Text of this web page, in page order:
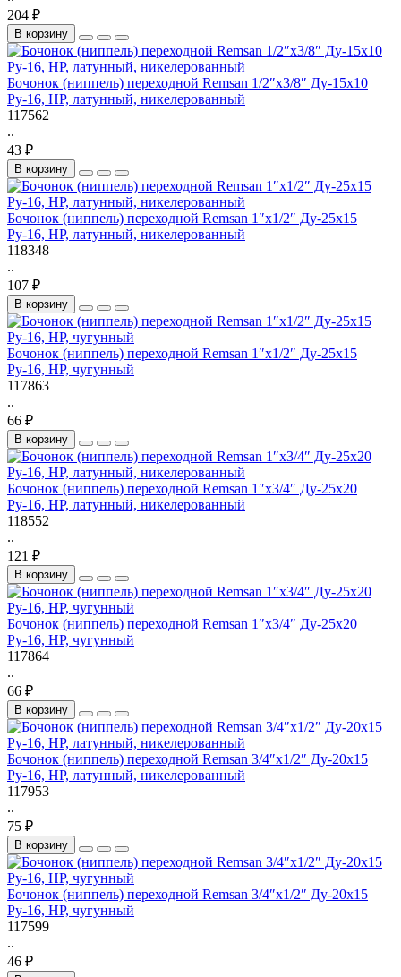
204 ₽
В корзину
Бочонок (ниппель) переходной Remsan 1/2″х3/8″ Ду-15х10
Ру-16, НР, латунный, никелерованный
117562
..
43 ₽
В корзину
Бочонок (ниппель) переходной Remsan 1″х1/2″ Ду-25х15
Ру-16, НР, латунный, никелерованный
118348
..
107 ₽
В корзину
Бочонок (ниппель) переходной Remsan 1″х1/2″ Ду-25х15
Ру-16, НР, чугунный
117863
..
66 ₽
В корзину
Бочонок (ниппель) переходной Remsan 1″х3/4″ Ду-25х20
Ру-16, НР, латунный, никелерованный
118552
..
121 ₽
В корзину
Бочонок (ниппель) переходной Remsan 1″х3/4″ Ду-25х20
Ру-16, НР, чугунный
117864
..
66 ₽
В корзину
Бочонок (ниппель) переходной Remsan 3/4″х1/2″ Ду-20х15
Ру-16, НР, латунный, никелерованный
117953
..
75 ₽
В корзину
Бочонок (ниппель) переходной Remsan 3/4″х1/2″ Ду-20х15
Ру-16, НР, чугунный
117599
..
46 ₽